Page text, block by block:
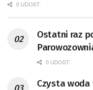
0 UDOST.
Ostatni raz
remont
0 UDOST.
Czysta woda